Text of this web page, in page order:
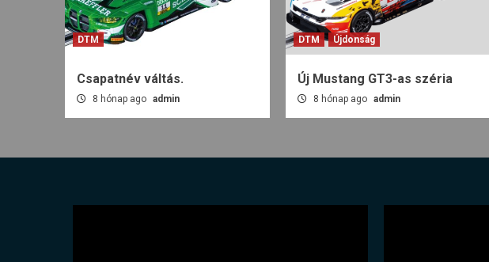
DTM
Csapatnév váltás.
8 hónap ago admin
DTM Újdonság
Új Mustang GT3-as széria
8 hónap ago admin